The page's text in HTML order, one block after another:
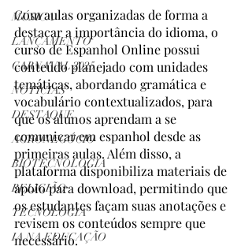
MÚSICA
LANÇAMENTO
CARNAVAL 2025
NOTÍCIAS
DESTAQUE
AGRONEGÓCIO
BIOTECNOLOGIA
RELIGIÃO
TECNOLOGIA
IA NA EDUCAÇÃO
Com aulas organizadas de forma a
destacar a importância do idioma, o
curso de Espanhol Online possui
conteúdo planejado com unidades
temáticas, abordando gramática e
vocabulário contextualizados, para
que os alunos aprendam a se
comunicar em espanhol desde as
primeiras aulas. Além disso, a
plataforma disponibiliza materiais de
apoio para download, permitindo que
os estudantes façam suas anotações e
revisem os conteúdos sempre que
necessário.